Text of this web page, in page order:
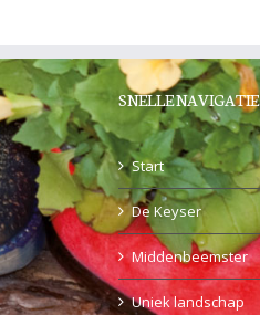
SNELLE NAVIGATIE
Start
De Keyser
Middenbeemster
Uniek landschap